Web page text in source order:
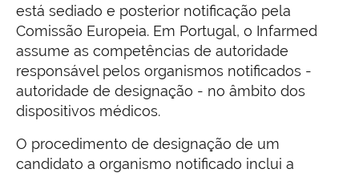
está sediado e posterior notificação pela
Comissão Europeia. Em Portugal, o Infarmed
assume as competências de autoridade
responsável pelos organismos notificados -
autoridade de designação - no âmbito dos
dispositivos médicos.
O procedimento de designação de um
candidato a organismo notificado inclui a